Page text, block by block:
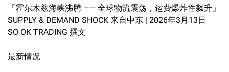
「霍尔木兹海峡沸腾 —— 全球物流震荡，运费爆炸性飙升」
SUPPLY & DEMAND SHOCK 来自中东 | 2026年3月13日
SO OK TRADING 撰文
最新情况